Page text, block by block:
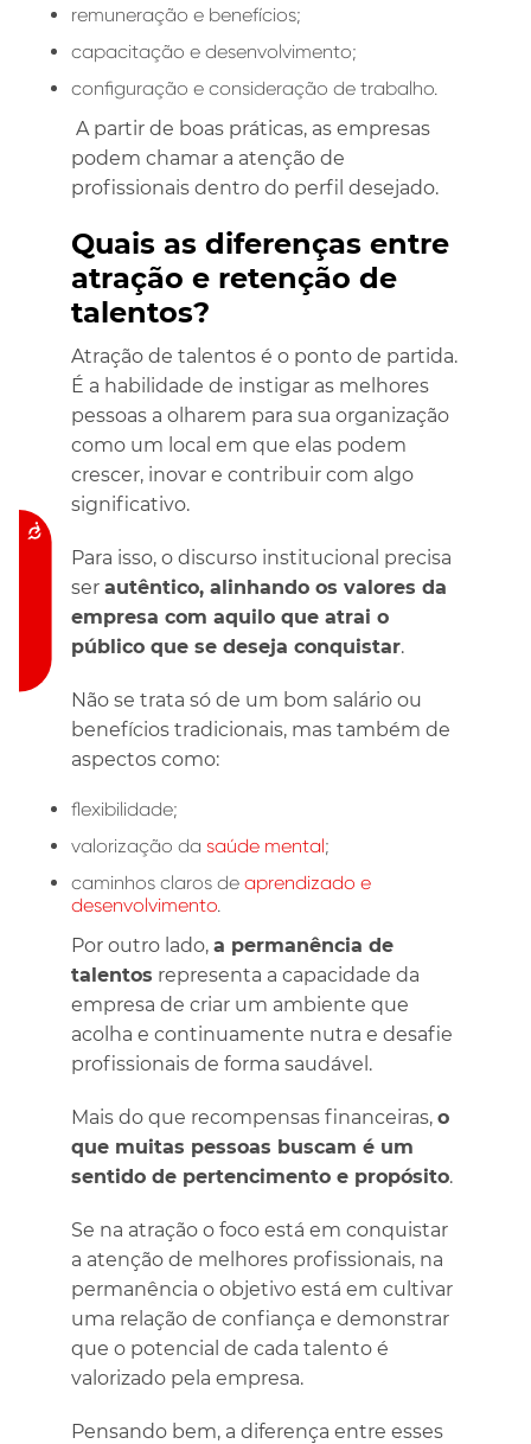
Acessibilidade
remuneração e benefícios;
capacitação e desenvolvimento;
configuração e consideração de trabalho.
A partir de boas práticas, as empresas
podem chamar a atenção de
profissionais dentro do perfil desejado.
Quais as diferenças entre
atração e retenção de
talentos?
Atração de talentos é o ponto de partida.
É a habilidade de instigar as melhores
pessoas a olharem para sua organização
como um local em que elas podem
crescer, inovar e contribuir com algo
significativo.
Para isso, o discurso institucional precisa
ser autêntico, alinhando os valores da
empresa com aquilo que atrai o
público que se deseja conquistar.
Não se trata só de um bom salário ou
benefícios tradicionais, mas também de
aspectos como:
flexibilidade;
valorização da saúde mental;
caminhos claros de aprendizado e
desenvolvimento.
Por outro lado, a permanência de
talentos representa a capacidade da
empresa de criar um ambiente que
acolha e continuamente nutra e desafie
profissionais de forma saudável.
Mais do que recompensas financeiras, o
que muitas pessoas buscam é um
sentido de pertencimento e propósito.
Se na atração o foco está em conquistar
a atenção de melhores profissionais, na
permanência o objetivo está em cultivar
uma relação de confiança e demonstrar
que o potencial de cada talento é
valorizado pela empresa.
Pensando bem, a diferença entre esses